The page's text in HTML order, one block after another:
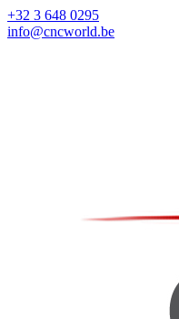
+32 3 648 0295
info@cncworld.be